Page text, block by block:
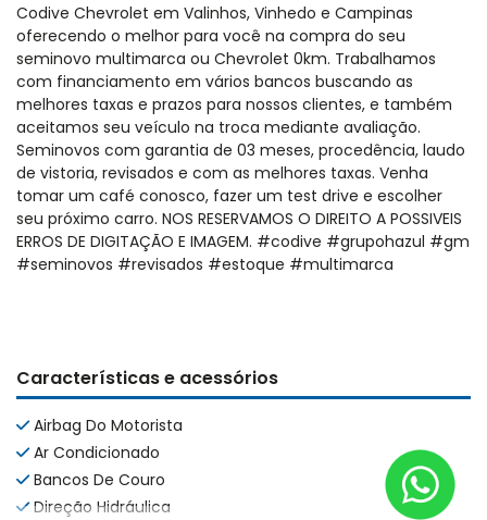
Codive Chevrolet em Valinhos, Vinhedo e Campinas
oferecendo o melhor para você na compra do seu
seminovo multimarca ou Chevrolet 0km. Trabalhamos
com financiamento em vários bancos buscando as
melhores taxas e prazos para nossos clientes, e também
aceitamos seu veículo na troca mediante avaliação.
Seminovos com garantia de 03 meses, procedência, laudo
de vistoria, revisados e com as melhores taxas. Venha
tomar um café conosco, fazer um test drive e escolher
seu próximo carro. NOS RESERVAMOS O DIREITO A POSSIVEIS
ERROS DE DIGITAÇÃO E IMAGEM. #codive #grupohazul #gm
#seminovos #revisados #estoque #multimarca
Características e acessórios
Airbag Do Motorista
Ar Condicionado
Bancos De Couro
Direção Hidráulica